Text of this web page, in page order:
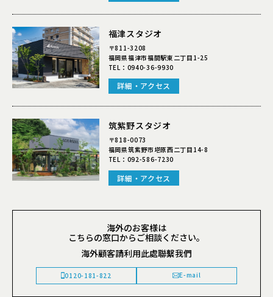
福津スタジオ
〒811-3208
福岡県福津市福間駅東二丁目1-25
TEL： 0940-36-9930
詳細・アクセス
筑紫野スタジオ
〒818-0073
福岡県筑紫野市塔原西二丁目14-8
TEL： 092-586-7230
詳細・アクセス
海外のお客様は
こちらの窓口からご相談ください。
海外顧客請利用此處聯繫我們
0120-181-822 E-mail